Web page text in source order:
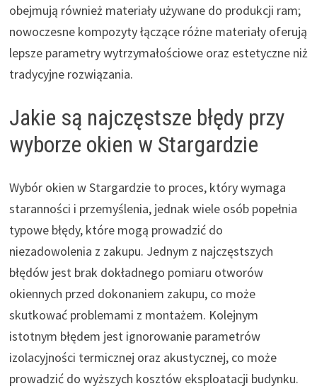
obejmują również materiały używane do produkcji ram;
nowoczesne kompozyty łączące różne materiały oferują
lepsze parametry wytrzymałościowe oraz estetyczne niż
tradycyjne rozwiązania.
Jakie są najczęstsze błędy przy
wyborze okien w Stargardzie
Wybór okien w Stargardzie to proces, który wymaga
staranności i przemyślenia, jednak wiele osób popełnia
typowe błędy, które mogą prowadzić do
niezadowolenia z zakupu. Jednym z najczęstszych
błędów jest brak dokładnego pomiaru otworów
okiennych przed dokonaniem zakupu, co może
skutkować problemami z montażem. Kolejnym
istotnym błędem jest ignorowanie parametrów
izolacyjności termicznej oraz akustycznej, co może
prowadzić do wyższych kosztów eksploatacji budynku.